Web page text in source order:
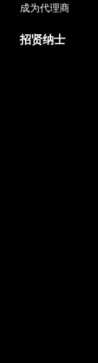
成为代理商
招贤纳士